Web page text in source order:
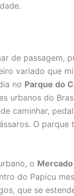
de passagem,
variado que
no Parque do
urbanos do
caminhar,
O parque
o
do Papicu
que se